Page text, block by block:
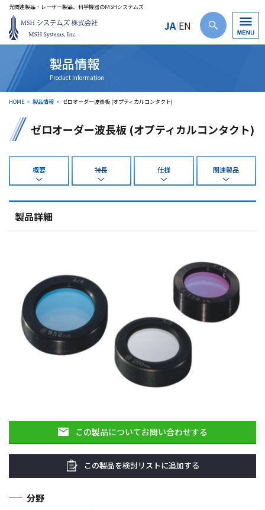
光関連製品・レーザー製品、科学機器のＭSHシステムズ
JA|EN
製品情報
HOME 製品情報 ゼロオーダー波長板 (オプティカルコンタクト)
ゼロオーダー波長板 (オプティカルコンタクト)
概要 特長 仕様 関連製品
製品詳細
この製品についてお問い合わせする
この製品を検討リストに追加する
分野